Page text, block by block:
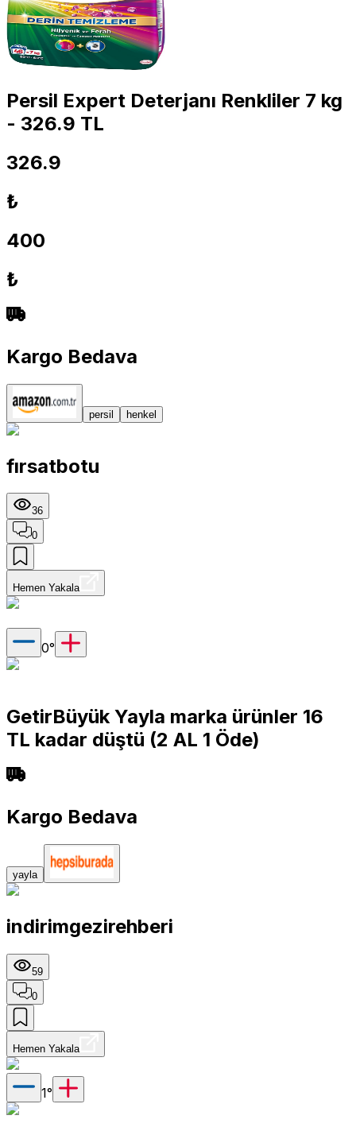
Persil Expert Deterjanı Renkliler 7 kg
- 326.9 TL
326.9
₺
400
₺
Kargo Bedava
persil henkel
fırsatbotu
36
0
Hemen Yakala
0°
GetirBüyük Yayla marka ürünler 16
TL kadar düştü (2 AL 1 Öde)
Kargo Bedava
yayla
indirimgezirehberi
59
0
Hemen Yakala
1°